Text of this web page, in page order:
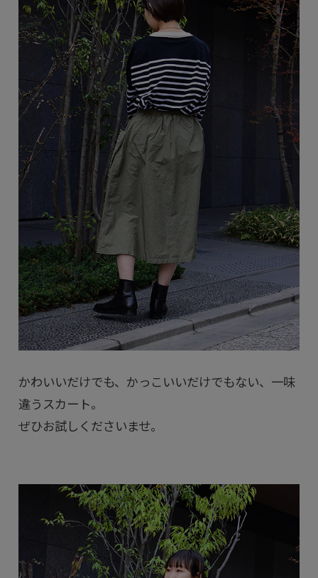
かわいいだけでも、かっこいいだけでもない、一味
違うスカート。
ぜひお試しくださいませ。